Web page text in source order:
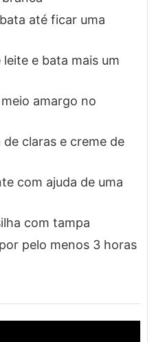
até ficar uma
e bata mais um
amargo no
claras e creme de
com ajuda de uma
com tampa
pelo menos 3 horas